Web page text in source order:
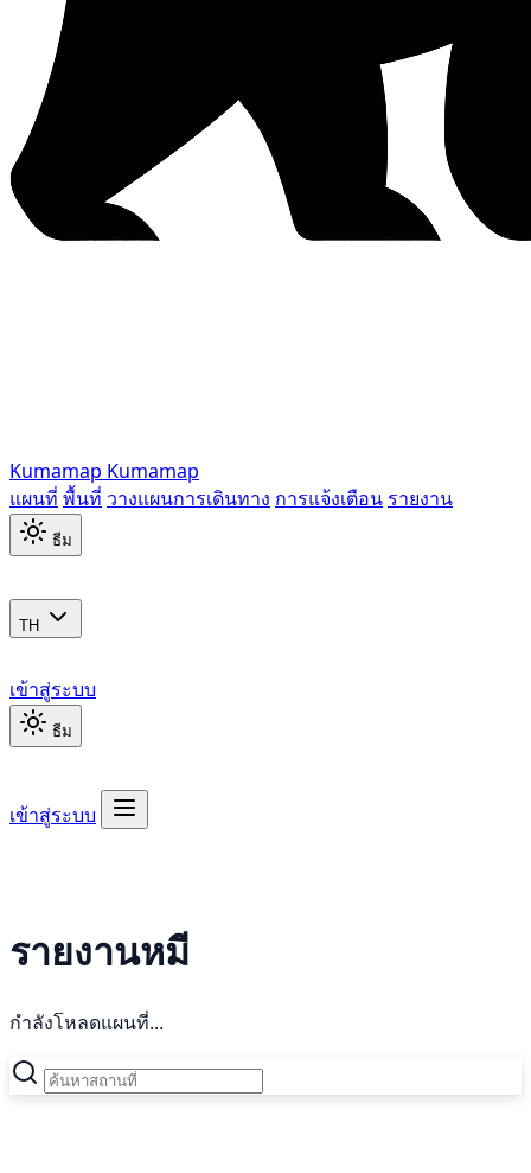
Kumamap Kumamap
แผนที่ พื้นที่ วางแผนการเดินทาง การแจ้งเตือน รายงาน
ธีม
TH
เข้าสู่ระบบ
ธีม
เข้าสู่ระบบ
รายงานหมี
กำลังโหลดแผนที่...